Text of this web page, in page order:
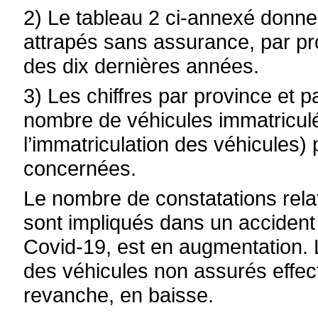
2) Le tableau 2 ci-annexé
attrapés sans assurance, par
des dix dernières années.
3) Les chiffres par province et
nombre de véhicules
l’immatriculation des
concernées.
Le nombre de constatations
sont impliqués dans un
Covid-19, est en
des véhicules non assurés
revanche, en baisse.